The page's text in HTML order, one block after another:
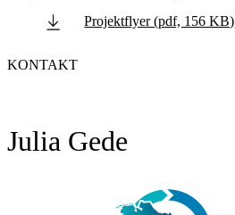
Projektflyer (pdf, 156 KB)
KONTAKT
Julia Gede